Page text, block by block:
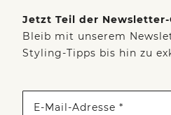
Jetzt Teil der
Bleib mit unserem
Styling-Tipps bis hin zu
E-Mail-Adresse *